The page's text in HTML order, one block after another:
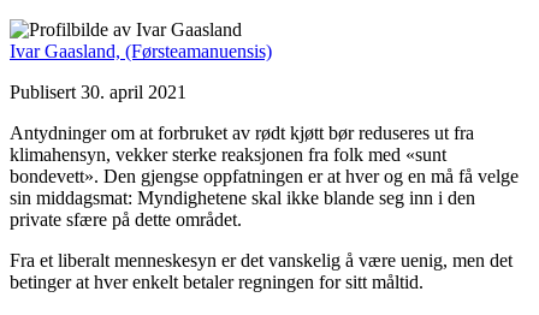
Ivar Gaasland, (Førsteamanuensis)
Publisert 30. april 2021
Antydninger om at forbruket av rødt kjøtt bør reduseres ut fra
klimahensyn, vekker sterke reaksjonen fra folk med «sunt
bondevett». Den gjengse oppfatningen er at hver og en må få velge
sin middagsmat: Myndighetene skal ikke blande seg inn i den
private sfære på dette området.
Fra et liberalt menneskesyn er det vanskelig å være uenig, men det
betinger at hver enkelt betaler regningen for sitt måltid.